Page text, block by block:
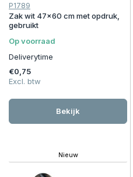
P1789
Zak wit 47x60 cm met opdruk,
gebruikt
Op voorraad
Deliverytime
€0,75
Excl. btw
Bekijk
Nieuw